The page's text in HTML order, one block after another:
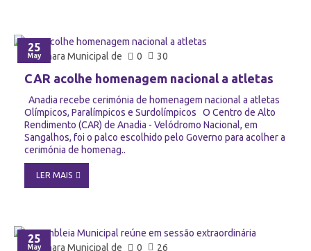
25
MayCâmara Municipal de 0 30
CAR acolhe homenagem nacional a atletas
Anadia recebe cerimónia de homenagem nacional a atletas
Olímpicos, Paralímpicos e Surdolímpicos O Centro de Alto
Rendimento (CAR) de Anadia - Velódromo Nacional, em
Sangalhos, foi o palco escolhido pelo Governo para acolher a
cerimónia de homenag..
LER MAIS
25
MayCâmara Municipal de 0 26